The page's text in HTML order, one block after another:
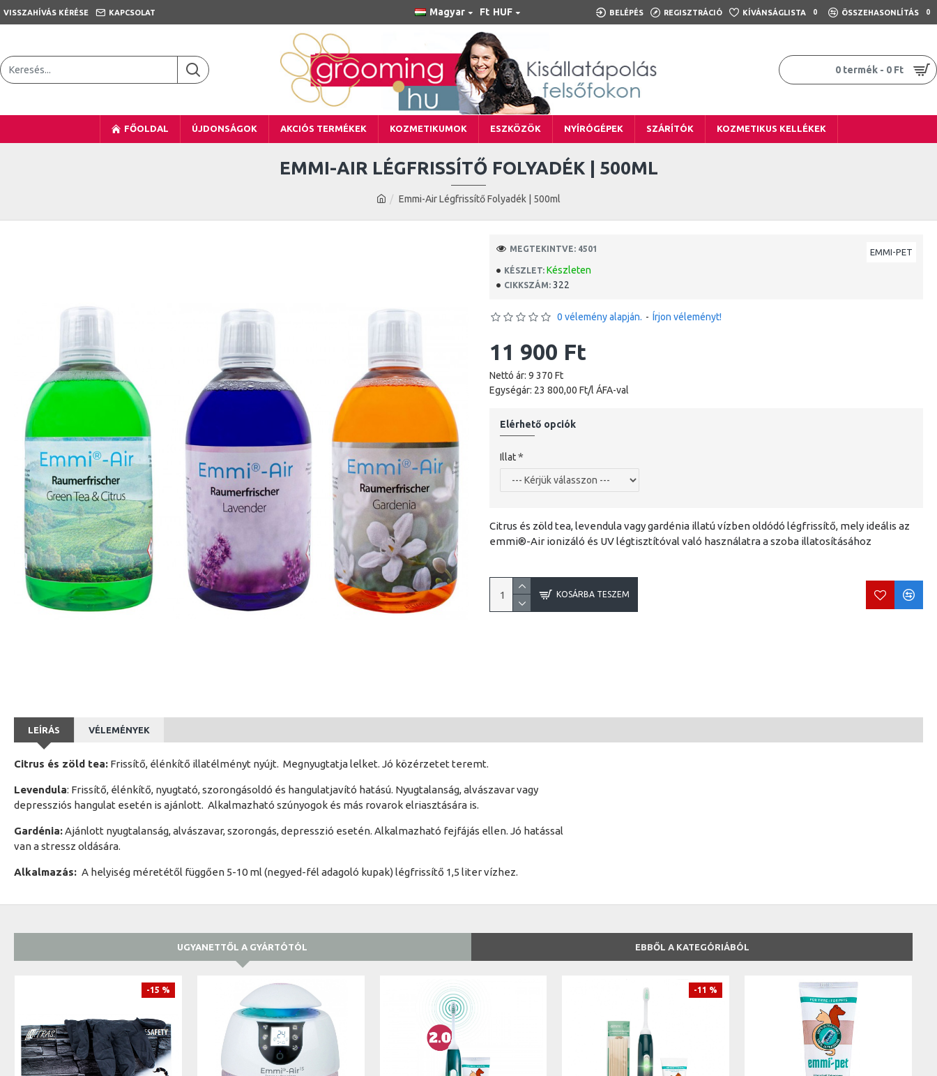
VISSZAHÍVÁS KÉRÉSE KAPCSOLAT Magyar Ft HUF BELÉPÉS REGISZTRÁCIÓ KÍVÁNSÁGLISTA 0 ÖSSZEHASONLÍTÁS 0
0 termék - 0 Ft
FŐOLDAL ÚJDONSÁGOK AKCIÓS TERMÉKEK KOZMETIKUMOK ESZKÖZÖK NYÍRÓGÉPEK SZÁRÍTÓK KOZMETIKUS KELLÉKEK
Emmi-Air Légfrissítő Folyadék | 500ml
EMMI-AIR LÉGFRISSÍTŐ FOLYADÉK | 500ML
KÉSZLET: Készleten
CIKKSZÁM: 322
EMMI-PET
MEGTEKINTVE: 4501
0 vélemény alapján. - Írjon véleményt!
11 900 Ft
Nettó ár: 9 370 Ft
Egységár: 23 800,00 Ft/l ÁFA-val
Elérhető opciók
Illat
Citrus és zöld tea, levendula vagy gardénia illatú vízben oldódó légfrissítő, mely ideális az
emmi®-Air ionizáló és UV légtisztítóval való használatra a szoba illatosításához
KOSÁRBA TESZEM
LEÍRÁS VÉLEMÉNYEK
Citrus és zöld tea: Frissítő, élénkítő illatélményt nyújt. Megnyugtatja lelket. Jó közérzetet teremt.
Levendula: Frissítő, élénkítő, nyugtató, szorongásoldó és hangulatjavító hatású. Nyugtalanság, alvászavar vagy
depressziós hangulat esetén is ajánlott. Alkalmazható szúnyogok és más rovarok elriasztására is.
Gardénia:Ajánlott nyugtalanság, alvászavar, szorongás, depresszió esetén. Alkalmazható fejfájás ellen. Jó hatással
van a stressz oldására.
Alkalmazás: A helyiség méretétől függően 5-10 ml (negyed-fél adagoló kupak) légfrissítő 1,5 liter vízhez.
UGYANETTŐL A GYÁRTÓTÓL EBBŐL A KATEGÓRIÁBÓL
-15 % -11 %